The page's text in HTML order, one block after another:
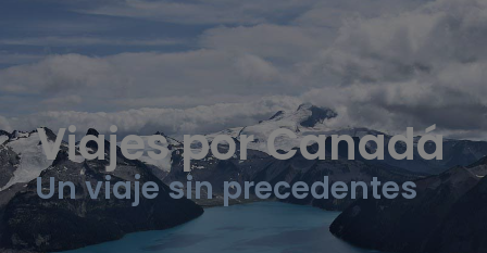
Viajes por Canadá
Un viaje sin precedentes